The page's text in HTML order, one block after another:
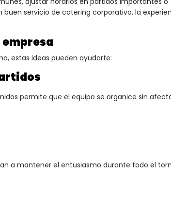
servicio de catering corporativo, la
estas ideas pueden ayudarte:
permite que el equipo se organice sin
a mantener el entusiasmo durante todo el